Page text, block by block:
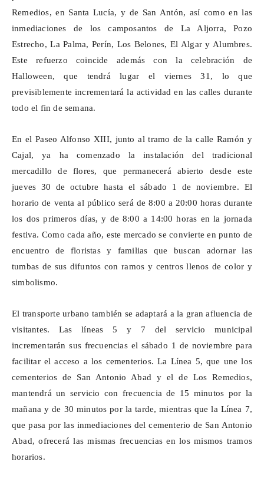
Remedios, en Santa Lucía, y de San Antón, así como en las
inmediaciones de los camposantos de La Aljorra, Pozo
Estrecho, La Palma, Perín, Los Belones, El Algar y Alumbres.
Este refuerzo coincide además con la celebración de
Halloween, que tendrá lugar el viernes 31, lo que
previsiblemente incrementará la actividad en las calles durante
todo el fin de semana.
En el Paseo Alfonso XIII, junto al tramo de la calle Ramón y
Cajal, ya ha comenzado la instalación del tradicional
mercadillo de flores, que permanecerá abierto desde este
jueves 30 de octubre hasta el sábado 1 de noviembre. El
horario de venta al público será de 8:00 a 20:00 horas durante
los dos primeros días, y de 8:00 a 14:00 horas en la jornada
festiva. Como cada año, este mercado se convierte en punto de
encuentro de floristas y familias que buscan adornar las
tumbas de sus difuntos con ramos y centros llenos de color y
simbolismo.
El transporte urbano también se adaptará a la gran afluencia de
visitantes. Las líneas 5 y 7 del servicio municipal
incrementarán sus frecuencias el sábado 1 de noviembre para
facilitar el acceso a los cementerios. La Línea 5, que une los
cementerios de San Antonio Abad y el de Los Remedios,
mantendrá un servicio con frecuencia de 15 minutos por la
mañana y de 30 minutos por la tarde, mientras que la Línea 7,
que pasa por las inmediaciones del cementerio de San Antonio
Abad, ofrecerá las mismas frecuencias en los mismos tramos
horarios.